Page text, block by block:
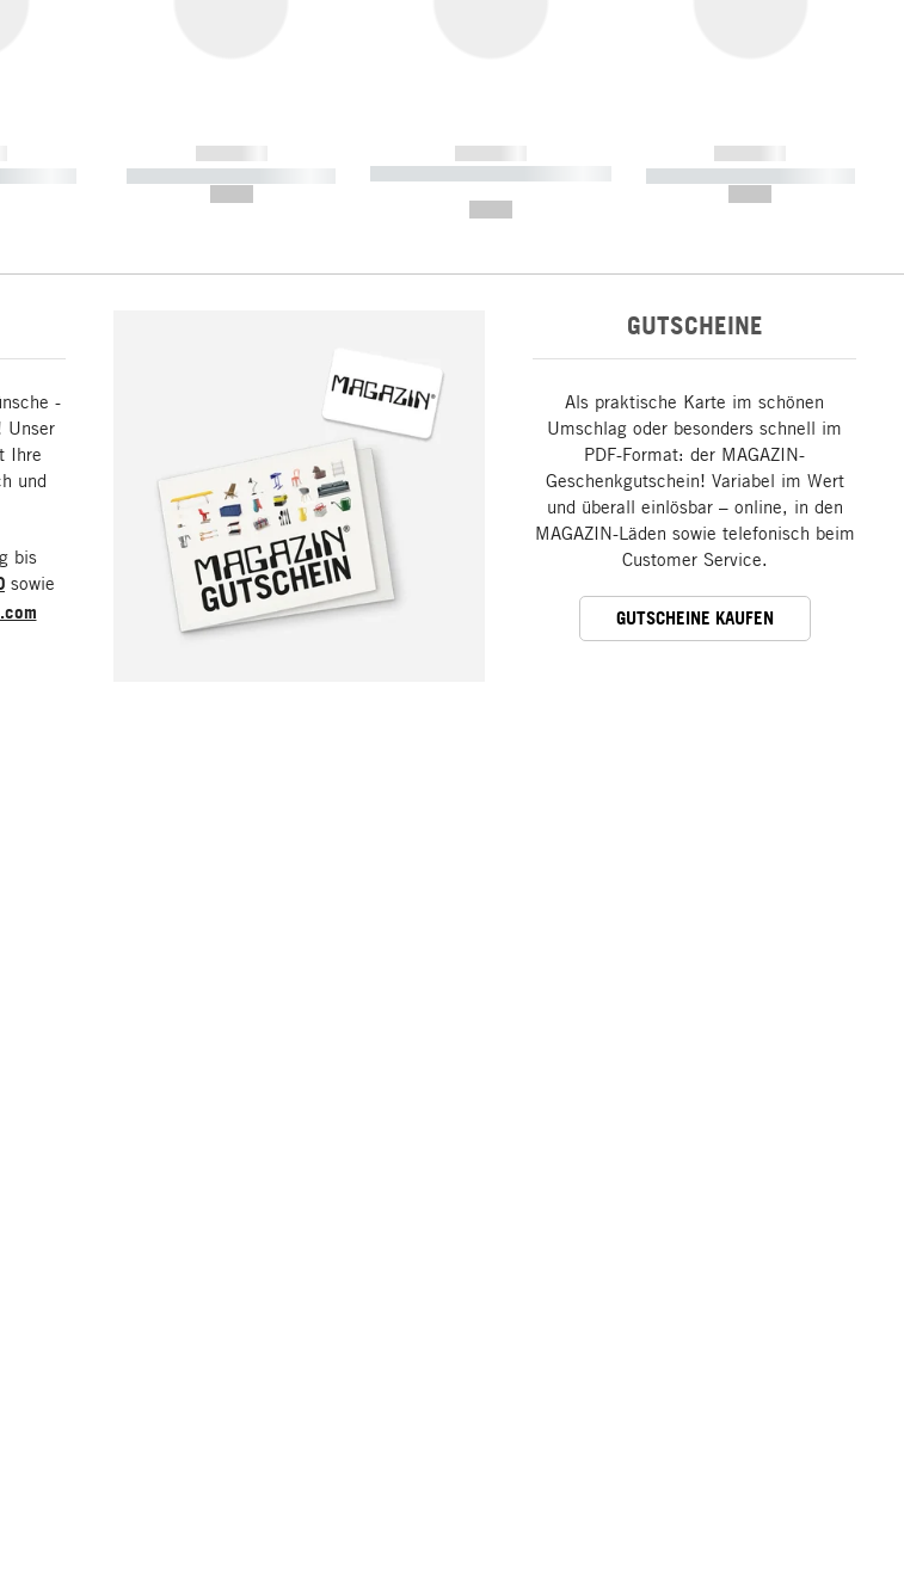
------------
----------- ----------- -----------
------------
----------- ----------- ----------- ----
------------
----------- ----------- -----------
-
Unser
Ihre
und
bis
sowie
GUTSCHEINE
Als praktische Karte im schönen
Umschlag oder besonders schnell im
PDF-Format: der MAGAZIN-
Geschenkgutschein! Variabel im Wert
und überall einlösbar – online, in den
MAGAZIN-Läden sowie telefonisch beim
Customer Service.
GUTSCHEINE KAUFEN